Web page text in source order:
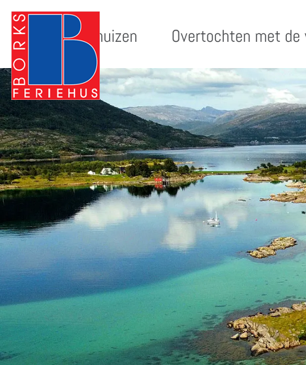
Vakantiehuizen Overtochten met de